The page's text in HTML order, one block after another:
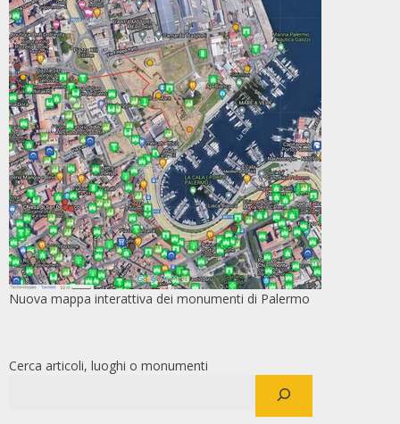
Nuova mappa interattiva dei monumenti di Palermo
Cerca articoli, luoghi o monumenti